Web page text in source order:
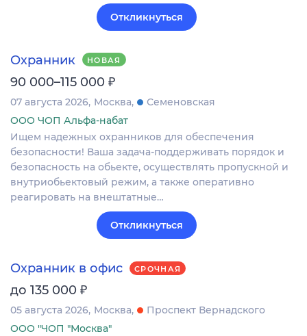
Откликнуться
Охранник НОВАЯ
90 000–115 000 ₽
07 августа 2026 Москва
Семеновская
ООО ЧОП Альфа-набат
Ищем надежных охранников для обеспечения
безопасности! Ваша задача-поддерживать порядок и
безопасность на обьекте, осуществлять пропускной и
внутриобьектовый режим, а также оперативно
реагировать на внештатные…
Откликнуться
Охранник в офис СРОЧНАЯ
до 135 000 ₽
05 августа 2026 Москва
Проспект Вернадского
ООО "ЧОП "Москва"